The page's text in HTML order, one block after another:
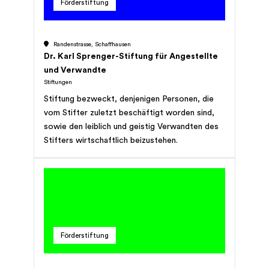
Förderstiftung
Randenstrasse, Schaffhausen
Dr. Karl Sprenger-Stiftung für Angestellte
und Verwandte
Stiftungen
Stiftung bezweckt, denjenigen Personen, die
vom Stifter zuletzt beschäftigt worden sind,
sowie den leiblich und geistig Verwandten des
Stifters wirtschaftlich beizustehen.
Förderstiftung